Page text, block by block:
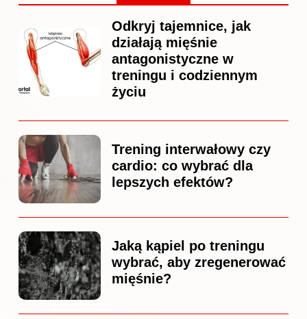
Odkryj tajemnice, jak
działają mięśnie
antagonistyczne w
treningu i codziennym
życiu
Trening interwałowy czy
cardio: co wybrać dla
lepszych efektów?
Jaką kąpiel po treningu
wybrać, aby zregenerować
mięśnie?